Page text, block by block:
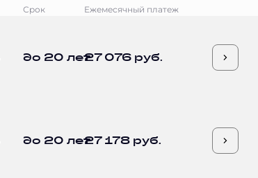
Срок
Ежемесячный платеж
до 20 лет27 076 руб.
до 20 лет27 178 руб.